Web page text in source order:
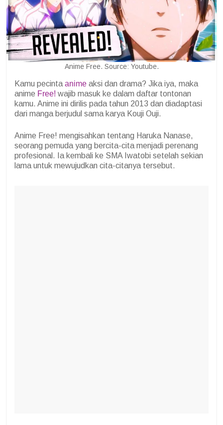
Anime Free. Source: Youtube.
Kamu pecinta anime aksi dan drama? Jika iya, maka
anime Free! wajib masuk ke dalam daftar tontonan
kamu. Anime ini dirilis pada tahun 2013 dan diadaptasi
dari manga berjudul sama karya Kouji Ouji.
Anime Free! mengisahkan tentang Haruka Nanase,
seorang pemuda yang bercita-cita menjadi perenang
profesional. Ia kembali ke SMA Iwatobi setelah sekian
lama untuk mewujudkan cita-citanya tersebut.